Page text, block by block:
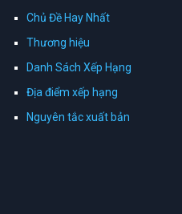
Chủ Đề Hay Nhất
Thương hiệu
Danh Sách Xếp Hạng
Địa điểm xếp hạng
Nguyên tắc xuất bản